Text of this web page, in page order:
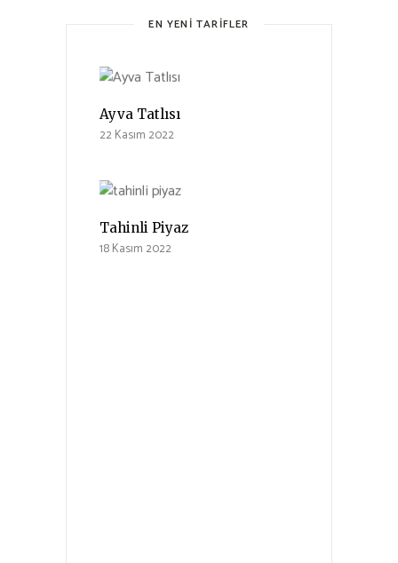
EN YENI TARIFLER
Ayva Tatlısı
22 Kasım 2022
Tahinli Piyaz
18 Kasım 2022